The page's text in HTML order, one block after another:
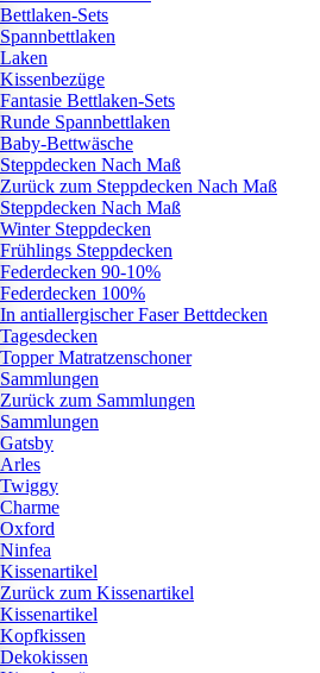
Bettlaken-Sets
Spannbettlaken
Laken
Kissenbezüge
Fantasie Bettlaken-Sets
Runde Spannbettlaken
Baby-Bettwäsche
Steppdecken Nach Maß
Zurück zum Steppdecken Nach Maß
Steppdecken Nach Maß
Winter Steppdecken
Frühlings Steppdecken
Federdecken 90-10%
Federdecken 100%
In antiallergischer Faser Bettdecken
Tagesdecken
Topper Matratzenschoner
Sammlungen
Zurück zum Sammlungen
Sammlungen
Gatsby
Arles
Twiggy
Charme
Oxford
Ninfea
Kissenartikel
Zurück zum Kissenartikel
Kissenartikel
Kopfkissen
Dekokissen